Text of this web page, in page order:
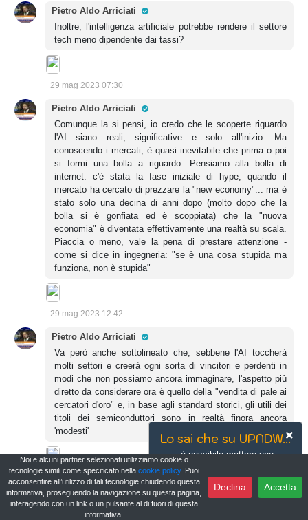
Pietro Aldo Arriciati
Inoltre, l'intelligenza artificiale potrebbe rendere il settore
tech meno dipendente dai tassi?
29 mag 2023 07:30
Pietro Aldo Arriciati
Comunque la si pensi, io credo che le scoperte riguardo
l'AI siano reali, significative e solo all'inizio. Ma
conoscendo i mercati, è quasi inevitabile che prima o poi
si formi una bolla a riguardo. Pensiamo alla bolla di
internet: c'è stata la fase iniziale di hype, quando il
mercato ha cercato di prezzare la "new economy"... ma è
stato solo una decina di anni dopo (molto dopo che la
bolla si è gonfiata ed è scoppiata) che la "nuova
economia" è diventata effettivamente una realtà su scala.
Piaccia o meno, vale la pena di prestare attenzione -
come si dice in ingegneria: "se è una cosa stupida ma
funziona, non è stupida"
29 mag 2023 12:42
Pietro Aldo Arriciati
Va però anche sottolineato che, sebbene l'AI toccherà
molti settori e creerà ogni sorta di vincitori e perdenti in
modi che non possiamo ancora immaginare, l'aspetto più
diretto da considerare ora è quello della "vendita di pale ai
cercatori d'oro" e, in base agli standard storici, gli utili dei
titoli dei semiconduttori sono in realtà finora ancora
'modesti'
29 mag 2023 15:23
Pietro Aldo Arriciati Pro Trader
Lo sai che su UPNDW...
è possibile mettere uno
strumento tra i preferiti per
rimanere sempre aggiornato sugli
ultimi accadimenti?
Noi e alcuni partner selezionati utilizziamo cookie o
tecnologie simili come specificato nella cookie policy. Puoi
acconsentire all’utilizzo di tali tecnologie chiudendo questa
informativa, proseguendo la navigazione su questa pagina,
interagendo con un link o un pulsante al di fuori di questa
informativa.
Declina Accetta